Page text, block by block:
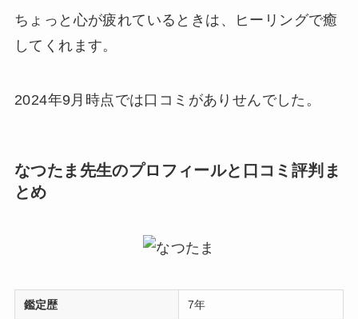
ちょっと心が疲れているときは、ヒーリングで癒
してくれます。
2024年9月時点では口コミがありせんでした。
なつたま先生のプロフィールと口コミ評判ま
とめ
鑑定歴 7年